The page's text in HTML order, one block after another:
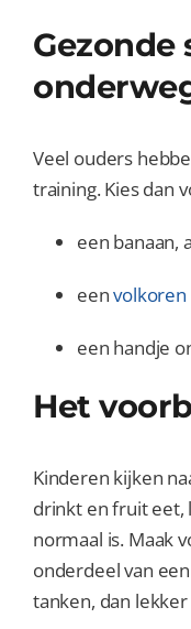
Gezonde
Veel ouders
training. Kies dan
een banaan,
een
een handje
Het
Kinderen kijken
drinkt en fruit eet,
normaal is. Maak
onderdeel van
tanken, dan